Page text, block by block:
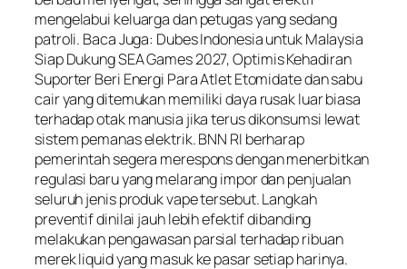
mengelabui keluarga dan petugas yang sedang
patroli. Baca Juga: Dubes Indonesia untuk Malaysia
Siap Dukung SEA Games 2027, Optimis Kehadiran
Suporter Beri Energi Para Atlet Etomidate dan sabu
cair yang ditemukan memiliki daya rusak luar biasa
terhadap otak manusia jika terus dikonsumsi lewat
sistem pemanas elektrik. BNN RI berharap
pemerintah segera merespons dengan menerbitkan
regulasi baru yang melarang impor dan penjualan
seluruh jenis produk vape tersebut. Langkah
preventif dinilai jauh lebih efektif dibanding
melakukan pengawasan parsial terhadap ribuan
merek liquid yang masuk ke pasar setiap harinya.